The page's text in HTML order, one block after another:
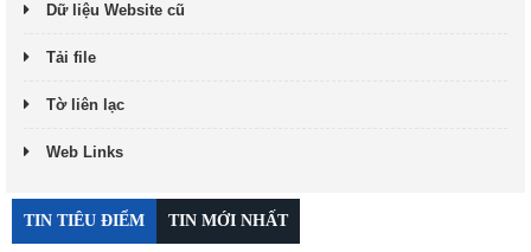
Dữ liệu Website cũ
Tải file
Tờ liên lạc
Web Links
TIN TIÊU ĐIỂM TIN MỚI NHẤT